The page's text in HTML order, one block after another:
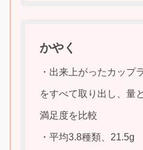
かやく
・出来上がったカップ
をすべて取り出し、量
満足度を比較
・平均3.8種類、21.5g